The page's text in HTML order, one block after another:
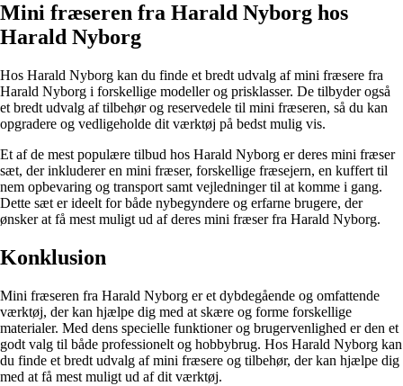
Mini fræseren fra Harald Nyborg hos
Harald Nyborg
Hos Harald Nyborg kan du finde et bredt udvalg af mini fræsere fra
Harald Nyborg i forskellige modeller og prisklasser. De tilbyder også
et bredt udvalg af tilbehør og reservedele til mini fræseren, så du kan
opgradere og vedligeholde dit værktøj på bedst mulig vis.
Et af de mest populære tilbud hos Harald Nyborg er deres mini fræser
sæt, der inkluderer en mini fræser, forskellige fræsejern, en kuffert til
nem opbevaring og transport samt vejledninger til at komme i gang.
Dette sæt er ideelt for både nybegyndere og erfarne brugere, der
ønsker at få mest muligt ud af deres mini fræser fra Harald Nyborg.
Konklusion
Mini fræseren fra Harald Nyborg er et dybdegående og omfattende
værktøj, der kan hjælpe dig med at skære og forme forskellige
materialer. Med dens specielle funktioner og brugervenlighed er den et
godt valg til både professionelt og hobbybrug. Hos Harald Nyborg kan
du finde et bredt udvalg af mini fræsere og tilbehør, der kan hjælpe dig
med at få mest muligt ud af dit værktøj.